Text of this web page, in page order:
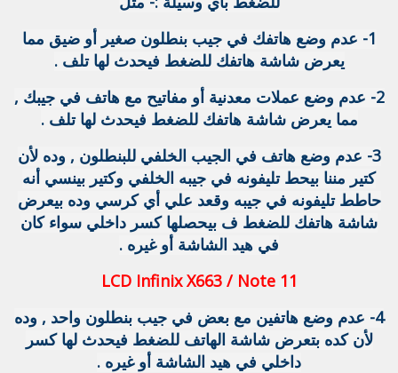
1- عدم وضع هاتفك في جيب بنطلون صغير أو ضيق مما
يعرض شاشة هاتفك للضغط فيحدث لها تلف .
2- عدم وضع عملات معدنية أو مفاتيح مع هاتف في جيبك ,
مما يعرض شاشة هاتفك للضغط فيحدث لها تلف .
3- عدم وضع هاتف في الجيب الخلفي للبنطلون , وده لأن
كتير مننا بيحط تليفونه في جيبه الخلفي وكتير بينسي أنه
حاطط تليفونه في جيبه وقعد علي أي كرسي وده بيعرض
شاشة هاتفك للضغط ف بيحصلها كسر داخلي سواء كان
في هيد الشاشة أو غيره .
LCD Infinix X663 / Note 11
4- عدم وضع هاتفين مع بعض في جيب بنطلون واحد , وده
لأن كده بتعرض شاشة الهاتف للضغط فيحدث لها كسر
داخلي في هيد الشاشة أو غيره .